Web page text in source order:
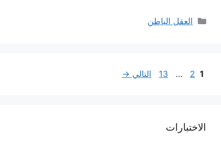
التصنيفات
العقل الباطن
Page
1
Page
2
…
Page
13 التالي →
الاختبارات